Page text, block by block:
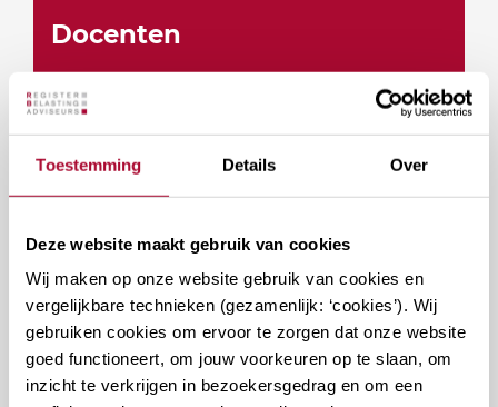
Toestemming Details Over
Deze website maakt gebruik van cookies
Wij maken op onze website gebruik van cookies en
vergelijkbare technieken (gezamenlijk: ‘cookies’). Wij
gebruiken cookies om ervoor te zorgen dat onze website
goed functioneert, om jouw voorkeuren op te slaan, om
inzicht te verkrijgen in bezoekersgedrag en om een
Docenten
Vragen over deze cursus?
Naar vragenformulier